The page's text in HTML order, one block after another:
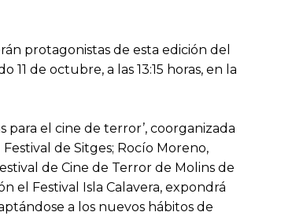
protagonistas de esta edición del
de octubre, a las 13:15 horas, en la
para el cine de terror’, coorganizada
de Sitges; Rocío Moreno,
de Cine de Terror de Molins de
el Festival Isla Calavera, expondrá
a los nuevos hábitos de